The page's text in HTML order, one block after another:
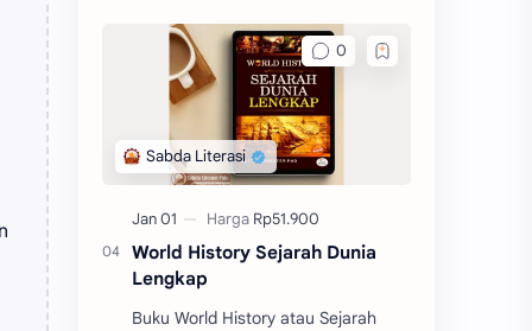
mengenal filsafat.
World History Sejarah Dunia
Lengkap
Buku World History atau Sejarah